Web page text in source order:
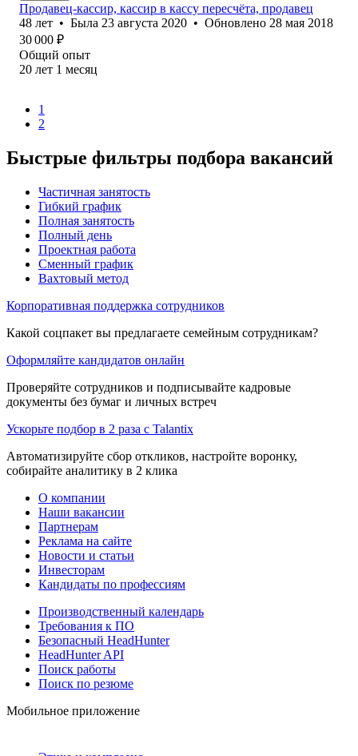
Продавец-кассир, кассир в кассу пересчёта, продавец
48 лет • Была 23 августа 2020 • Обновлено 28 мая 2018
30 000 ₽
Общий опыт
20 лет 1 месяц
1
2
Быстрые фильтры подбора вакансий
Частичная занятость
Гибкий график
Полная занятость
Полный день
Проектная работа
Сменный график
Вахтовый метод
Корпоративная поддержка сотрудников
Какой соцпакет вы предлагаете семейным сотрудникам?
Оформляйте кандидатов онлайн
Проверяйте сотрудников и подписывайте кадровые
документы без бумаг и личных встреч
Ускорьте подбор в 2 раза с Talantix
Автоматизируйте сбор откликов, настройте воронку,
собирайте аналитику в 2 клика
О компании
Наши вакансии
Партнерам
Реклама на сайте
Новости и статьи
Инвесторам
Кандидаты по профессиям
Производственный календарь
Требования к ПО
Безопасный HeadHunter
HeadHunter API
Поиск работы
Поиск по резюме
Мобильное приложение